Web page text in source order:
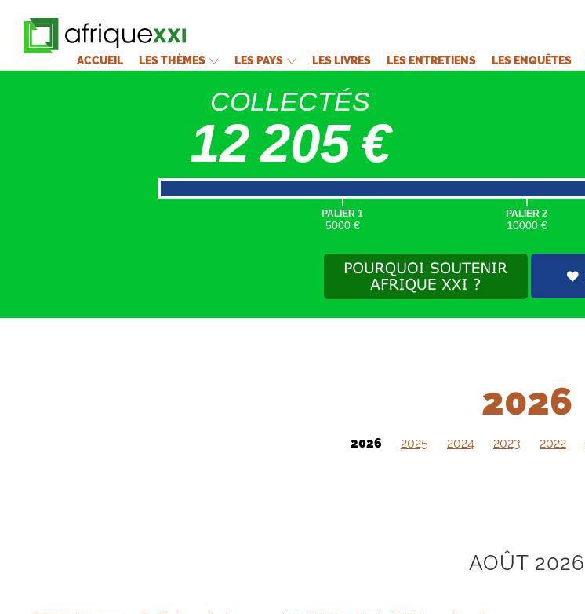
ACCUEIL LES THÈMES LES PAYS LES LIVRES LES ENTRETIENS LES ENQUÊTES
COLLECTÉS
12 205 €
|
PALIER 1
5000 €
|
PALIER 2
10000 €
2026
2026 2025 2024 2023 2022
AOÛT 2026